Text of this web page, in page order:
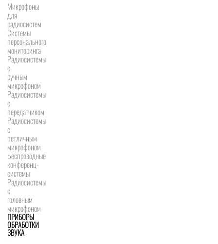
Микрофоны
для
радиосистем
Системы
персонального
мониторинга
Радиосистемы
c
ручным
микрофоном
Радиосистемы
с
передатчиком
Радиосистемы
с
петличным
микрофоном
Беспроводные
конференц-
системы
Радиосистемы
с
головным
микрофоном
ПРИБОРЫ
ОБРАБОТКИ
ЗВУКА